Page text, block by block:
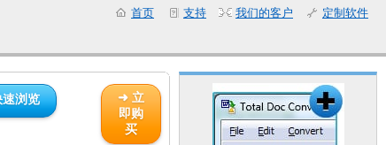
首页 支持 我们的客户 定制软件
浏览
➜ 立
即购
买